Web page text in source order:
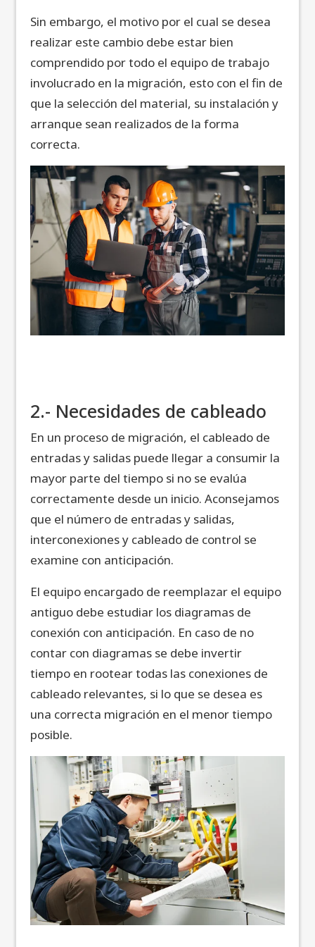
Sin embargo, el motivo por el cual se desea
realizar este cambio debe estar bien
comprendido por todo el equipo de trabajo
involucrado en la migración, esto con el fin de
que la selección del material, su instalación y
arranque sean realizados de la forma
correcta.
2.- Necesidades de cableado
En un proceso de migración, el cableado de
entradas y salidas puede llegar a consumir la
mayor parte del tiempo si no se evalúa
correctamente desde un inicio. Aconsejamos
que el número de entradas y salidas,
interconexiones y cableado de control se
examine con anticipación.
El equipo encargado de reemplazar el equipo
antiguo debe estudiar los diagramas de
conexión con anticipación. En caso de no
contar con diagramas se debe invertir
tiempo en rootear todas las conexiones de
cableado relevantes, si lo que se desea es
una correcta migración en el menor tiempo
posible.